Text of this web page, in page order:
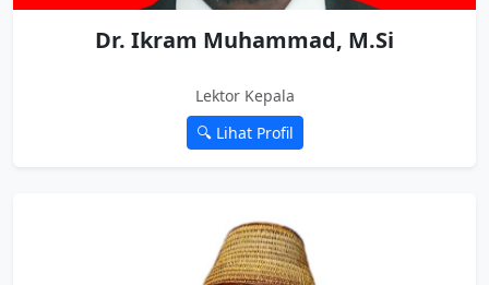
Dr. Ikram Muhammad, M.Si
Lektor Kepala
🔍 Lihat Profil